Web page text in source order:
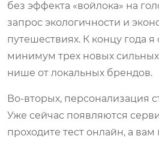
без эффекта «войлока» на
запрос экологичности и
путешествиях. К концу года
минимум трех новых сильных
нише от локальных брендов.
Во-вторых, персонализация
Уже сейчас появляются
проходите тест онлайн, а